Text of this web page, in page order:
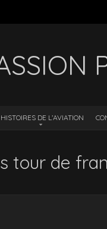
HISTOIRES DE L’AVIATION
tour de